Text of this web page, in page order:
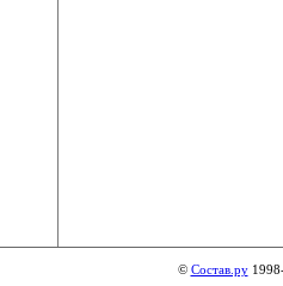
© Состав.ру